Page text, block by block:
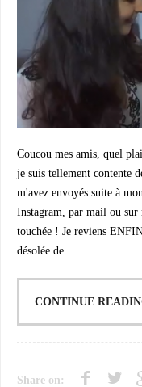
Coucou mes amis, quel
je suis tellement contente
m'avez envoyés suite à
Instagram, par mail ou sur
touchée ! Je reviens
désolée de ...
CONTINUE
Share on: